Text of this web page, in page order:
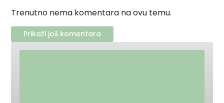
Trenutno nema komentara na ovu temu.
Prikaži još komentara